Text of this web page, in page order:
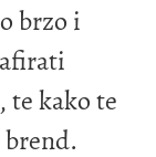
brzo i
te kako te